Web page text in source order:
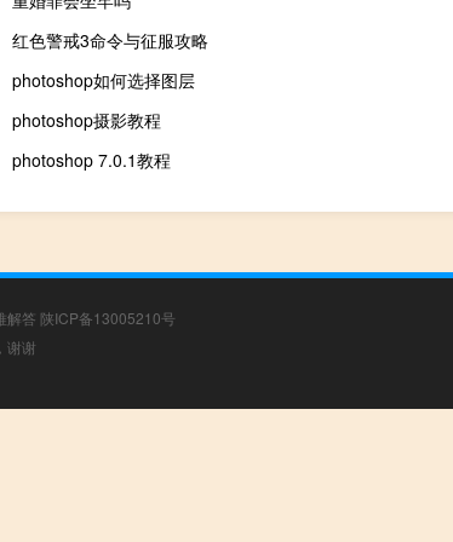
红色警戒3命令与征服攻略
photoshop如何选择图层
photoshop摄影教程
photoshop 7.0.1教程
解答 陕ICP备13005210号
谢谢